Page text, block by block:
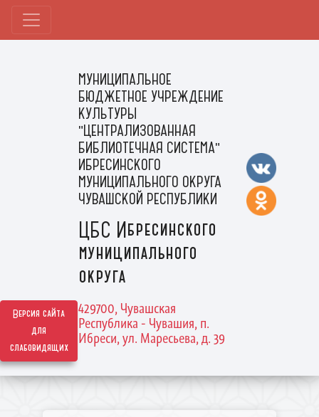
Версия сайта
для
слабовидящих
МУНИЦИПАЛЬНОЕ
БЮДЖЕТНОЕ УЧРЕЖДЕНИЕ
КУЛЬТУРЫ
"ЦЕНТРАЛИЗОВАННАЯ
БИБЛИОТЕЧНАЯ СИСТЕМА"
ИБРЕСИНСКОГО
МУНИЦИПАЛЬНОГО ОКРУГА
ЧУВАШСКОЙ РЕСПУБЛИКИ
ЦБС Ибресинского
муниципального
округа
429700, Чувашская
Республика - Чувашия, п.
Ибреси, ул. Маресьева, д. 39